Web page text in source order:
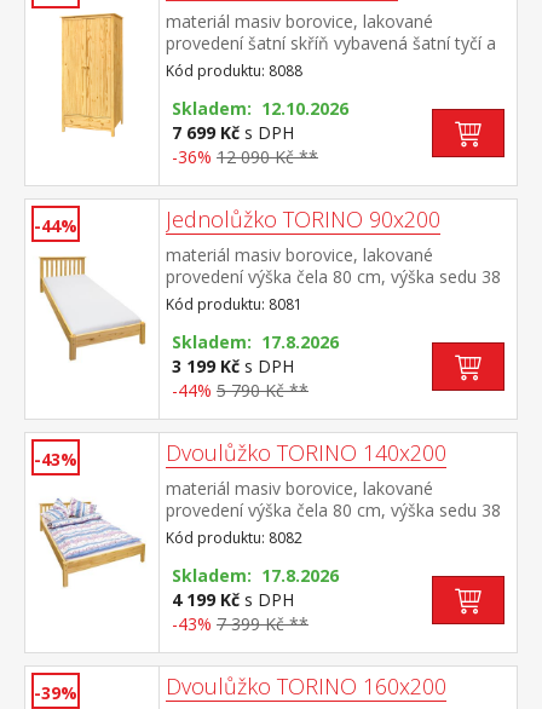
materiál masiv borovice, lakované
provedení šatní skříň vybavená šatní tyčí a
policí ve spodní části zásuvka s kovovými
pojezdy doporučený nástavec 8188
Kód produktu: 8088
Skladem: 12.10.2026
7 699 Kč s DPH
-36% 12 090 Kč **
-44% Jednolůžko TORINO 90x200
materiál masiv borovice, lakované
provedení výška čela 80 cm, výška sedu 38
cm, cena bez roštu a matrace minimální
doporučená výška matrace 15 cm
doporučený rozměr matrace 90 × 200 cm a
rošt R1 doporučená nosnost do 120 kg
Kód produktu: 8081
Skladem: 17.8.2026
3 199 Kč s DPH
-44% 5 790 Kč **
-43% Dvoulůžko TORINO 140x200
materiál masiv borovice, lakované
provedení výška čela 80 cm, výška sedu 38
cm, cena bez roštu a matrace minimální
doporučená výška matrace 15 cm
doporučený rozměr matrace 140 × 200 cm
a rošt R3 doporučená nosnost do 120 kg
na každé polovině postele
Kód produktu: 8082
Skladem: 17.8.2026
4 199 Kč s DPH
-43% 7 399 Kč **
-39% Dvoulůžko TORINO 160x200